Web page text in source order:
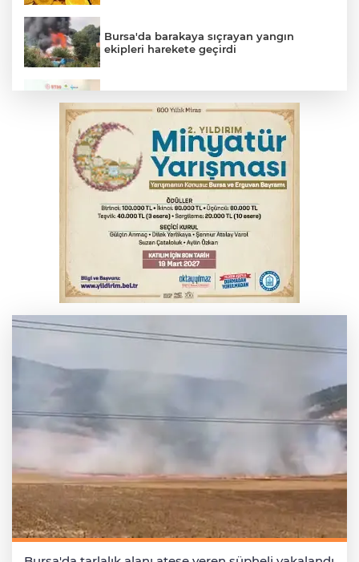
Bursa'da barakaya sıçrayan yangın
ekipleri harekete geçirdi
Osmangazi’de iş arayanlara destek
TOFAŞ Basketbol'da sağlık kontrolleri
başladı
Yargıtay’dan primle çalışanlara müjde
Bursa’da bugün hava nasıl olacak?